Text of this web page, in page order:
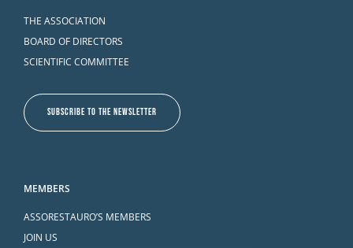
THE ASSOCIATION
BOARD OF DIRECTORS
SCIENTIFIC COMMITTEE
SUBSCRIBE TO THE NEWSLETTER
MEMBERS
ASSORESTAURO’S MEMBERS
JOIN US